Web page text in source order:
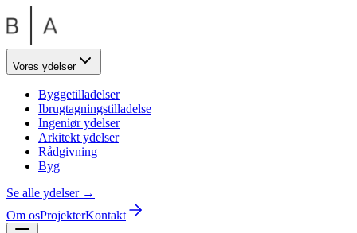
Vores ydelser
Byggetilladelser
Ibrugtagningstilladelse
Ingeniør ydelser
Arkitekt ydelser
Rådgivning
Byg
Se alle ydelser →
Om osProjekterKontakt